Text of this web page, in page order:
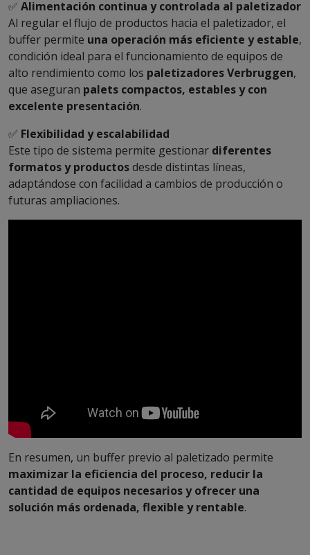
✅ Alimentación continua y controlada al paletizador
Al regular el flujo de productos hacia el paletizador, el
buffer permite una operación más eficiente y estable,
condición ideal para el funcionamiento de equipos de
alto rendimiento como los paletizadores Verbruggen,
que aseguran palets compactos, estables y con
excelente presentación.
✅ Flexibilidad y escalabilidad
Este tipo de sistema permite gestionar diferentes
formatos y productosdesde distintas líneas,
adaptándose con facilidad a cambios de producción o
futuras ampliaciones.
En resumen, un buffer previo al paletizado permite
maximizar la eficiencia del proceso, reducir la
cantidad de equipos necesarios y ofrecer una
solución más ordenada, flexible y rentable.